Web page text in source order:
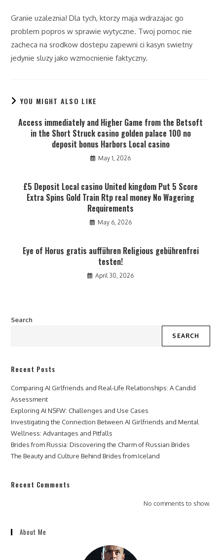
Granie uzaleznia! Dla tych, ktorzy maja wdrazajac go
problem popros w sprawie wytyczne. Twoj pomoc nie
zacheca na srodkow dostepu zapewni ci kasyn swietny
jedynie sluzy jako wzmocnienie faktyczny.
YOU MIGHT ALSO LIKE
Access immediately and Higher Game from the Betsoft
in the Short Struck casino golden palace 100 no
deposit bonus Harbors Local casino
May 1, 2026
£5 Deposit Local casino United kingdom Put 5 Score
Extra Spins Gold Train Rtp real money No Wagering
Requirements
May 6, 2026
Eye of Horus gratis aufführen Religious gebührenfrei
testen!
April 30, 2026
Search
SEARCH
Recent Posts
Comparing AI Girlfriends and Real-Life Relationships: A Candid
Assessment
Exploring AI NSFW: Challenges and Use Cases
Investigating the Connection Between AI Girlfriends and Mental
Wellness: Advantages and Pitfalls
Brides from Russia: Discovering the Charm of Russian Brides
The Beauty and Culture Behind Brides from Iceland
Recent Comments
No comments to show.
About Me